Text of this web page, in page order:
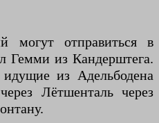
могут отправиться в
Гемми из Кандерштега.
из Адельбодена
Лётшенталь через